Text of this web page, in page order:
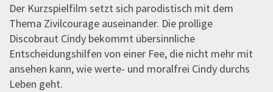
Der Kurzspielfilm setzt sich parodistisch mit dem
Thema Zivilcourage auseinander. Die prollige
Discobraut Cindy bekommt übersinnliche
Entscheidungshilfen von einer Fee, die nicht mehr mit
ansehen kann, wie werte- und moralfrei Cindy durchs
Leben geht.